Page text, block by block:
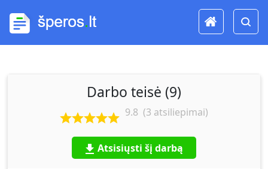
Darbo teisė (9)
9.8 (3 atsiliepimai)
Atsisiųsti šį darbą